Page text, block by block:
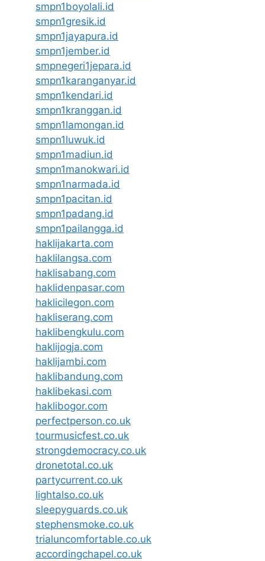
smpn1boyolali.id
smpn1gresik.id
smpn1jayapura.id
smpn1jember.id
smpnegeri1jepara.id
smpn1karanganyar.id
smpn1kendari.id
smpn1kranggan.id
smpn1lamongan.id
smpn1luwuk.id
smpn1madiun.id
smpn1manokwari.id
smpn1narmada.id
smpn1pacitan.id
smpn1padang.id
smpn1pailangga.id
haklijakarta.com
haklilangsa.com
haklisabang.com
haklidenpasar.com
haklicilegon.com
hakliserang.com
haklibengkulu.com
haklijogja.com
haklijambi.com
haklibandung.com
haklibekasi.com
haklibogor.com
perfectperson.co.uk
tourmusicfest.co.uk
strongdemocracy.co.uk
dronetotal.co.uk
partycurrent.co.uk
lightalso.co.uk
sleepyguards.co.uk
stephensmoke.co.uk
trialuncomfortable.co.uk
accordingchapel.co.uk